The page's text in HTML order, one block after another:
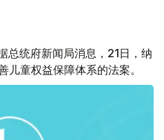
总统府新闻局消息，21日，纳
儿童权益保障体系的法案。